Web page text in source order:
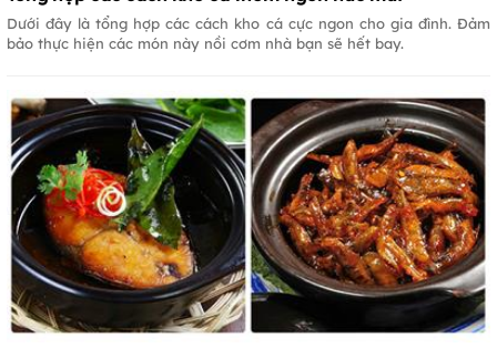
Dưới đây là tổng hợp các cách kho cá cực ngon cho gia đình. Đảm
bảo thực hiện các món này nồi cơm nhà bạn sẽ hết bay.